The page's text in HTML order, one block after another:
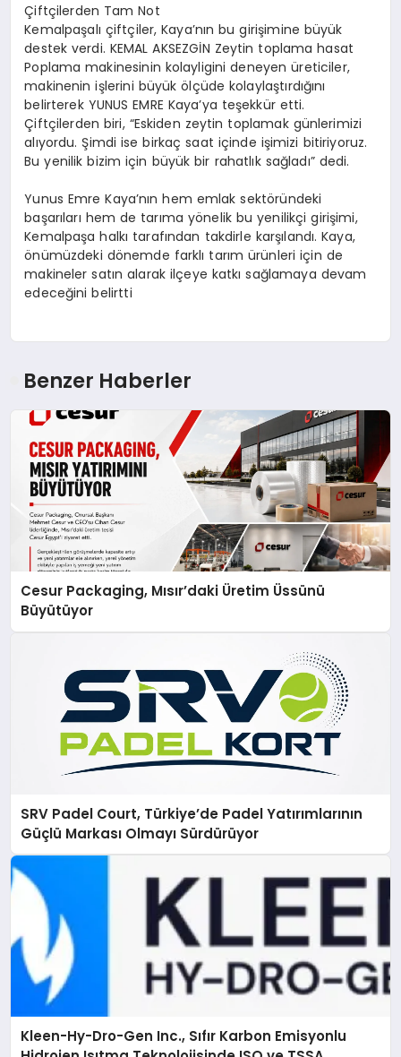
Çiftçilerden Tam Not
Kemalpaşalı çiftçiler, Kaya’nın bu girişimine büyük
destek verdi. KEMAL AKSEZGİN Zeytin toplama hasat
Poplama makinesinin kolayligini deneyen üreticiler,
makinenin işlerini büyük ölçüde kolaylaştırdığını
belirterek YUNUS EMRE Kaya’ya teşekkür etti.
Çiftçilerden biri, “Eskiden zeytin toplamak günlerimizi
alıyordu. Şimdi ise birkaç saat içinde işimizi bitiriyoruz.
Bu yenilik bizim için büyük bir rahatlık sağladı” dedi.
Yunus Emre Kaya’nın hem emlak sektöründeki
başarıları hem de tarıma yönelik bu yenilikçi girişimi,
Kemalpaşa halkı tarafından takdirle karşılandı. Kaya,
önümüzdeki dönemde farklı tarım ürünleri için de
makineler satın alarak ilçeye katkı sağlamaya devam
edeceğini belirtti
Benzer Haberler
Cesur Packaging, Mısır’daki Üretim Üssünü
Büyütüyor
SRV Padel Court, Türkiye’de Padel Yatırımlarının
Güçlü Markası Olmayı Sürdürüyor
Kleen-Hy-Dro-Gen Inc., Sıfır Karbon Emisyonlu